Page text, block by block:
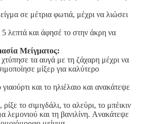
σε μέτρια φωτιά, μέχρι να λιώσει
λεπτά και άφησέ το στην άκρη να
Μείγματος:
τα αυγά με τη ζάχαρη μέχρι να
μίξερ για καλύτερο
και το ηλιέλαιο και ανακάτεψε
το σιμιγδάλι, το αλεύρι, το μπέικιν
λεμονιού και τη βανιλίνη. Ανακάτεψε